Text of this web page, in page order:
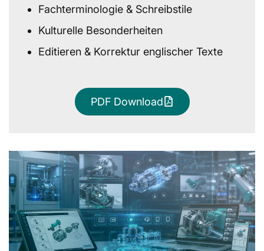
Fachterminologie & Schreibstile
Kulturelle Besonderheiten
Editieren & Korrektur englischer Texte
PDF Download